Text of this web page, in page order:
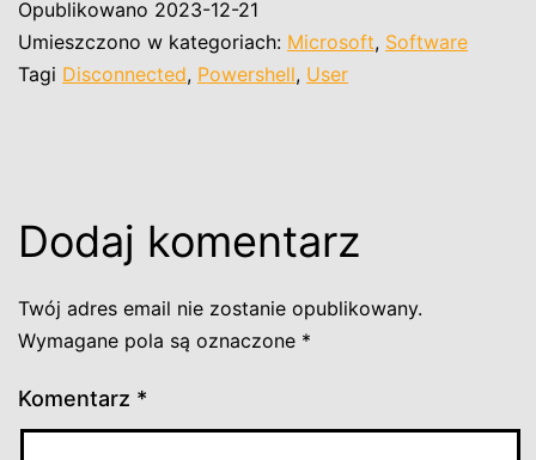
Opublikowano 2023-12-21
Umieszczono w kategoriach: Microsoft, Software
Tagi Disconnected, Powershell, User
Dodaj komentarz
Twój adres email nie zostanie opublikowany.
Wymagane pola są oznaczone *
Komentarz *